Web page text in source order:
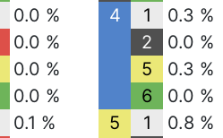
0.0 %
0.0 %
0.0 %
0.0 %
0.1 %
4
1
0.3 %
2
0.0 %
5
0.3 %
6
0.0 %
5
1
0.8 %